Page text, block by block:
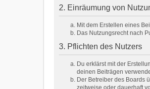
2. Einräumung von
Mit dem Erstellen eines
Das Nutzungsrecht nach
3. Pflichten des Nutzers
Du erklärst mit der
deinen Beiträgen
Der Betreiber des Boards
zeitweise oder dauerhaft